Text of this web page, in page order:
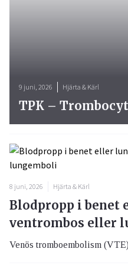
9 juni, 2026 Hjärta & Kärl
TPK –
8 juni, 2026 Hjärta & Kärl
Blodpropp i benet
ventrombos eller
Venös tromboembolism